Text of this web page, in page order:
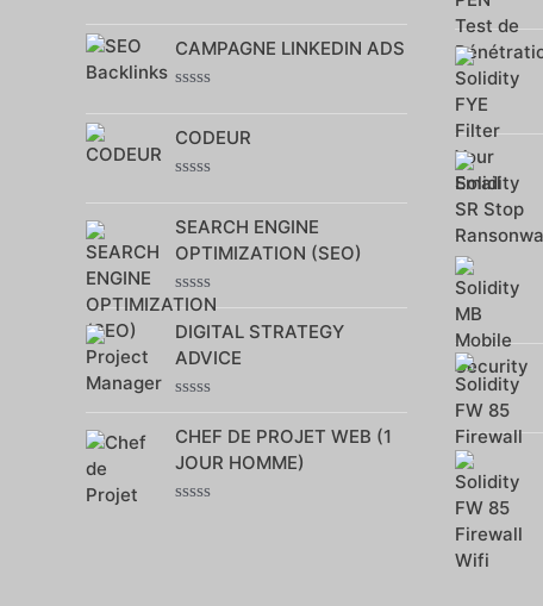
sur
CAMPAGNE LINKEDIN ADS
sur
CODEUR
sur
5
SEARCH ENGINE
OPTIMIZATION (SEO)
Note
0
sur
5
DIGITAL STRATEGY
ADVICE
0
sur
5
CHEF DE PROJET WEB (1
JOUR HOMME)